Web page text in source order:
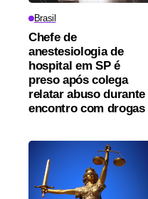
Brasil
Chefe de
anestesiologia de
hospital em SP é
preso após colega
relatar abuso durante
encontro com drogas